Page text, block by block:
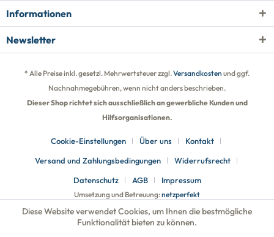
Informationen
Newsletter
* Alle Preise inkl. gesetzl. Mehrwertsteuer zzgl.Versandkosten und ggf.
Nachnahmegebühren, wenn nicht anders beschrieben.
Dieser Shop richtet sich ausschließlich an gewerbliche Kunden und
Hilfsorganisationen.
Cookie-Einstellungen Über uns
Kontakt
Versand und Zahlungsbedingungen
Widerrufsrecht
Datenschutz
AGB Impressum
Umsetzung und Betreuung:netzperfekt
Diese Website verwendet Cookies, um Ihnen die bestmögliche
Funktionalität bieten zu können.